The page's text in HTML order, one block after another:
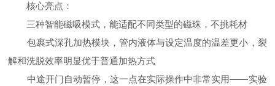
核心亮点：
三种智能磁吸模式，能适配不同类型的磁珠，不挑耗材
包裹式深孔加热模块，管内液体与设定温度的温差更小，裂
解和洗脱效率明显优于普通加热方式
中途开门自动暂停，这一点在实际操作中非常实用——实验